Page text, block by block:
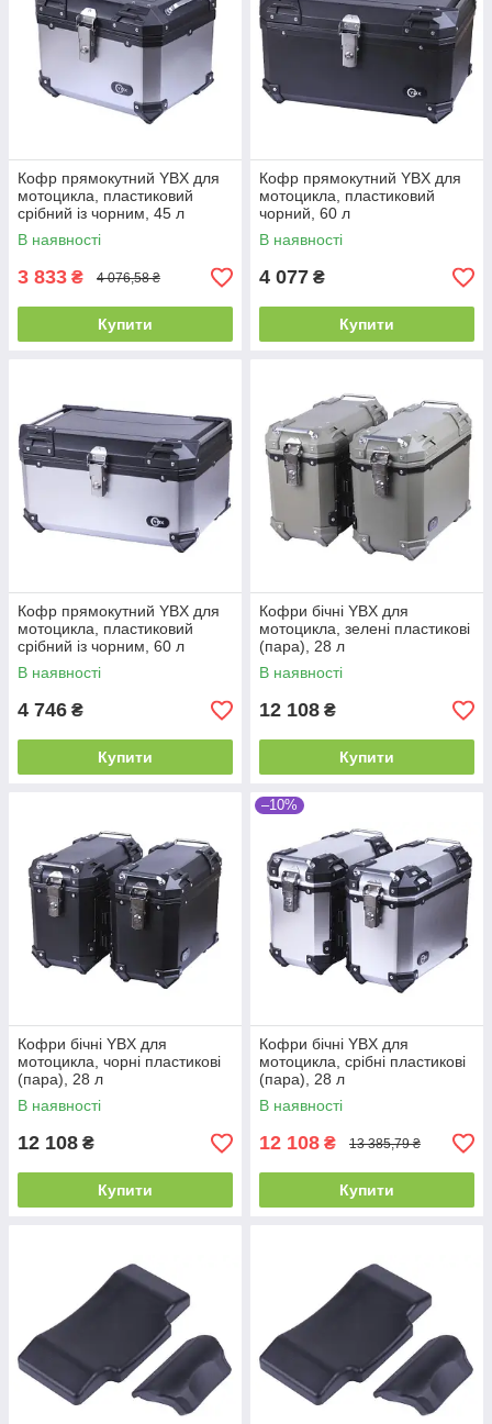
Кофр прямокутний YBX для
мотоцикла, пластиковий
срібний із чорним, 45 л
В наявності
3 833 ₴ 4 076,58 ₴
Купити
Кофр прямокутний YBX для
мотоцикла, пластиковий
чорний, 60 л
В наявності
4 077 ₴
Купити
Кофр прямокутний YBX для
мотоцикла, пластиковий
срібний із чорним, 60 л
В наявності
4 746 ₴
Купити
Кофри бічні YBX для
мотоцикла, зелені пластикові
(пара), 28 л
В наявності
12 108 ₴
Купити
Кофри бічні YBX для
мотоцикла, чорні пластикові
(пара), 28 л
В наявності
12 108 ₴
Купити
–10%
Кофри бічні YBX для
мотоцикла, срібні пластикові
(пара), 28 л
В наявності
12 108 ₴ 13 385,79 ₴
Купити